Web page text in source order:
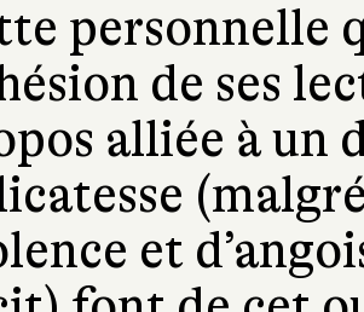
personnelle
de ses
alliée à un
et